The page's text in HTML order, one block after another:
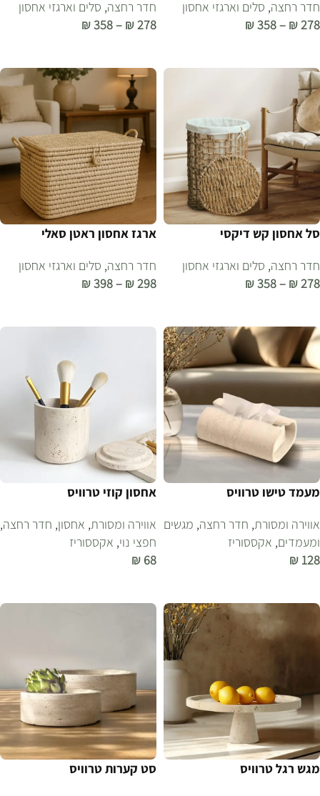
חדר רחצה, סלים וארגזי אחסון
₪278
–
₪358
חדר רחצה, סלים וארגזי אחסון
₪278
–
₪358
סל אחסון קש דיקסי
חדר רחצה, סלים וארגזי אחסון
₪278
–
₪358
ארגז אחסון ראטן סאלי
חדר רחצה, סלים וארגזי אחסון
₪298
–
₪398
מעמד טישו טרוויס
אווירה ומסורת, חדר רחצה, מגשים
ומעמדים, אקססוריז
₪ 128
אחסון קוזי טרוויס
אווירה ומסורת, אחסון, חדר רחצה,
חפצי נוי, אקססוריז
₪ 68
מגש רגל טרוויס
סט קערות טרוויס